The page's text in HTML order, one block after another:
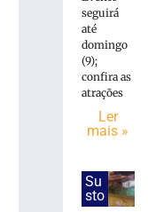
homologa
candidaturas
Jucineia
Eckart
Estadual
seguirá
até
domingo
(9);
confira as
atrações
Ler
mais »
Su
sto